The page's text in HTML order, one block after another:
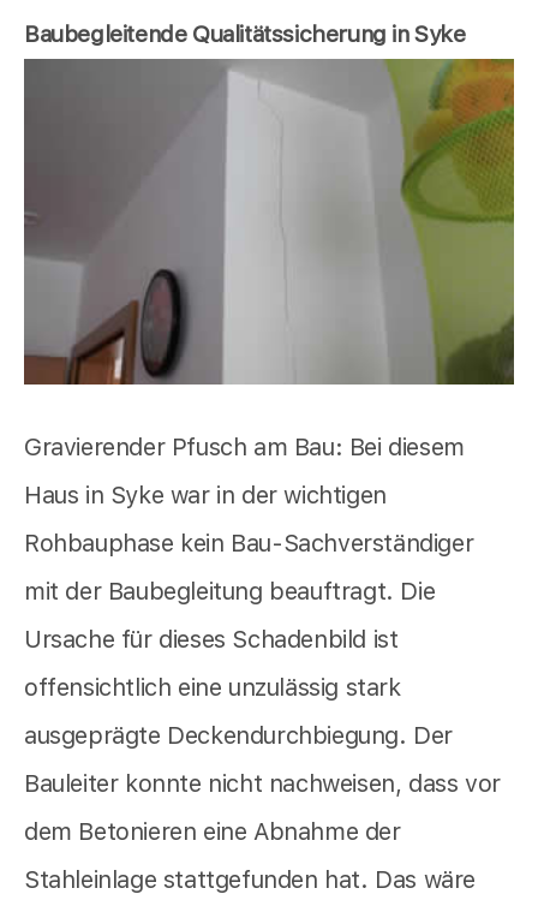
Baubegleitende Qualitätssicherung in Syke
Gravierender Pfusch am Bau: Bei diesem
Haus in Syke war in der wichtigen
Rohbauphase kein Bau-Sachverständiger
mit der Baubegleitung beauftragt. Die
Ursache für dieses Schadenbild ist
offensichtlich eine unzulässig stark
ausgeprägte Deckendurchbiegung. Der
Bauleiter konnte nicht nachweisen, dass vor
dem Betonieren eine Abnahme der
Stahleinlage stattgefunden hat. Das wäre